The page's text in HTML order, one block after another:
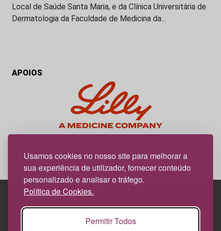
Usamos cookies no nosso site para melhorar a
sua experiência de utilizador, fornecer conteúdo
personalizado e analisar o tráfego.
Política de Cookies.
Permitir Todos
Local de Saúde Santa Maria, e da Clínica Universitária de
Dermatologia da Faculdade de Medicina da…
APOIOS
News Farma, possível com o apoio da Lilly.
Edif. Lisboa Oriente | Av. Infante D. Henrique, n.º 333H, esc.